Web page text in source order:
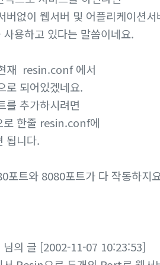
버없이 웹서버 및 어플리케이션서
용하고 있다는 말씀이네요.
재 resin.conf 에서
로 되어있겠네요.
를 추가하시려면
로 한줄 resin.conf에
됩니다.
포트와 8080포트가 다 작동하지
님의 글 [2002-11-07 10:23:53]